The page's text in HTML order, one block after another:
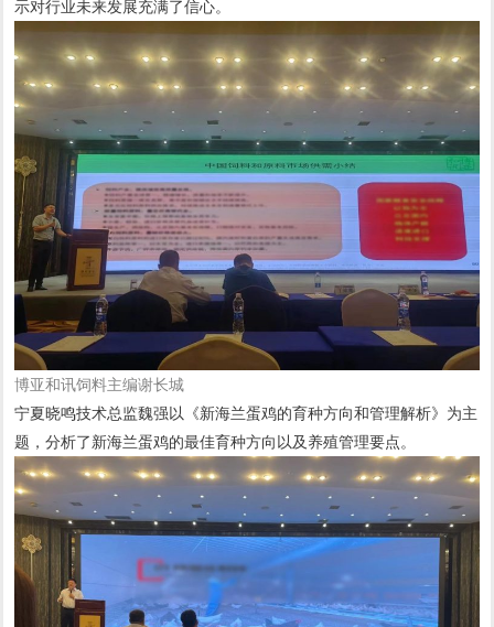
示对行业未来发展充满了信心。
博亚和讯饲料主编谢长城
宁夏晓鸣技术总监魏强以《新海兰蛋鸡的育种方向和管理解析》为主
题，分析了新海兰蛋鸡的最佳育种方向以及养殖管理要点。